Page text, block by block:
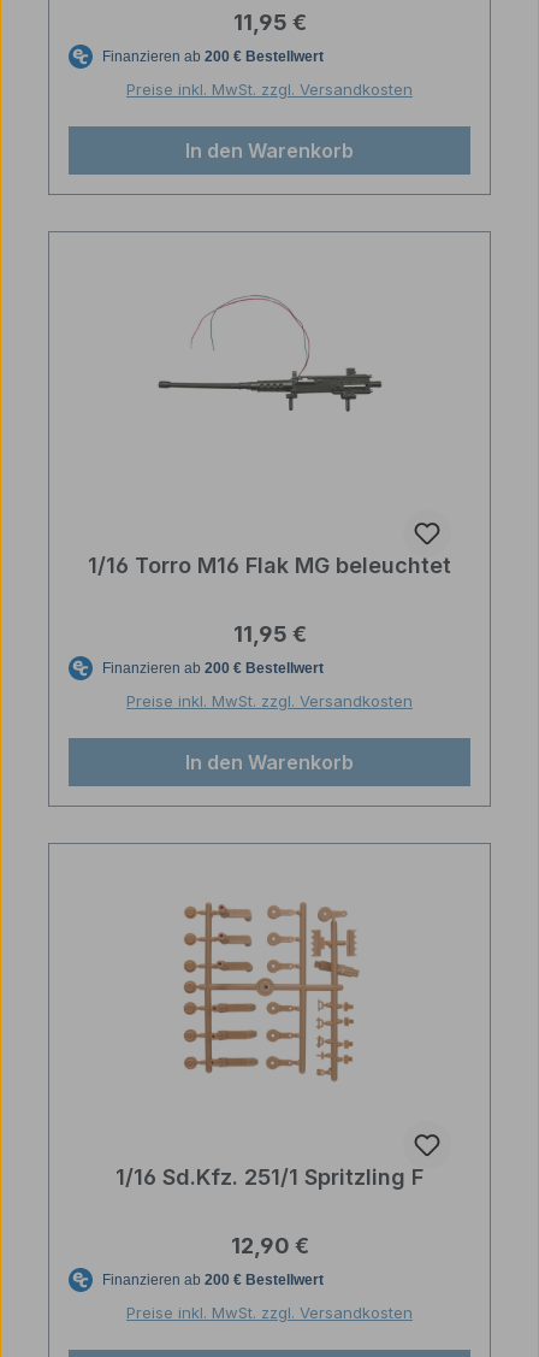
Regulärer Preis:
11,95 €
Preise inkl. MwSt. zzgl. Versandkosten
In den Warenkorb
1/16 Torro M16 Flak MG beleuchtet
Regulärer Preis:
11,95 €
Preise inkl. MwSt. zzgl. Versandkosten
In den Warenkorb
1/16 Sd.Kfz. 251/1 Spritzling F
Regulärer Preis:
12,90 €
Preise inkl. MwSt. zzgl. Versandkosten